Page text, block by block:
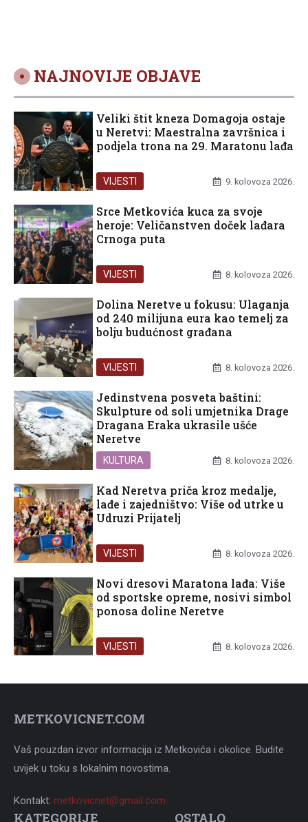
NAJNOVIJE OBJAVE
Veliki štit kneza Domagoja ostaje
u Neretvi: Maestralna završnica i
podjela trona na 29. Maratonu lađa
VIJESTI 9. kolovoza 2026.
Srce Metkovića kuca za svoje
heroje: Veličanstven doček lađara
Crnoga puta
VIJESTI 8. kolovoza 2026.
Dolina Neretve u fokusu: Ulaganja
od 240 milijuna eura kao temelj za
bolju budućnost građana
VIJESTI 8. kolovoza 2026.
Jedinstvena posveta baštini:
Skulpture od soli umjetnika Drage
Dragana Eraka ukrasile ušće
Neretve
KULTURA 8. kolovoza 2026.
Kad Neretva priča kroz medalje,
lađe i zajedništvo: Više od utrke u
Udruzi Prijatelj
VIJESTI 8. kolovoza 2026.
Novi dresovi Maratona lađa: Više
od sportske opreme, nosivi simbol
ponosa doline Neretve
VIJESTI 8. kolovoza 2026.
METKOVICNET.COM
Vaš pouzdan izvor informacija iz Metkovića i okolice. Budite
uvijek u toku s lokalnim novostima.
Kontakt: metkovicnet@gmail.com
KATEGORIJE OSTALO